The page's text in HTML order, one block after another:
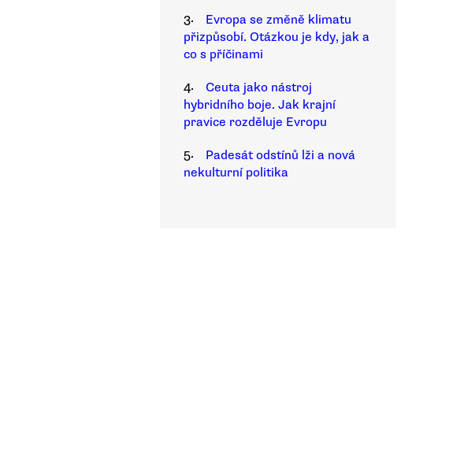
3.
Evropa se změně klimatu
přizpůsobí. Otázkou je kdy, jak a
co s příčinami
4.
Ceuta jako nástroj
hybridního boje. Jak krajní
pravice rozděluje Evropu
5.
Padesát odstínů lži a nová
nekulturní politika